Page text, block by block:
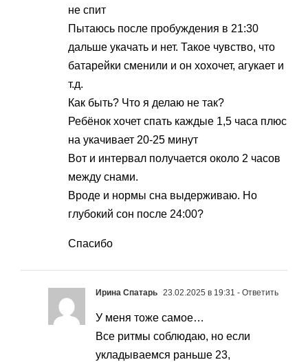
не спит
Пытаюсь после пробуждения в 21:30
дальше укачать и нет. Такое чувство, что
батарейки сменили и он хохочет, агукает и
т.д.
Как быть? Что я делаю не так?
Ребёнок хочет спать каждые 1,5 часа плюс
на укачивает 20-25 минут
Вот и интервал получается около 2 часов
между снами.
Вроде и нормы сна выдерживаю. Но
глубокий сон после 24:00?
Спасибо
Ирина Спатарь 23.02.2025 в 19:31 - Ответить
У меня тоже самое…
Все ритмы соблюдаю, но если
укладываемся раньше 23,